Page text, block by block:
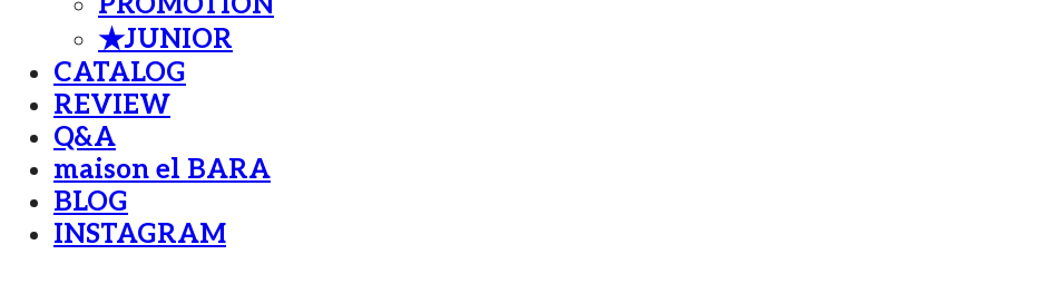
★JUNIOR
CATALOG
REVIEW
Q&A
maison el BARA
BLOG
INSTAGRAM